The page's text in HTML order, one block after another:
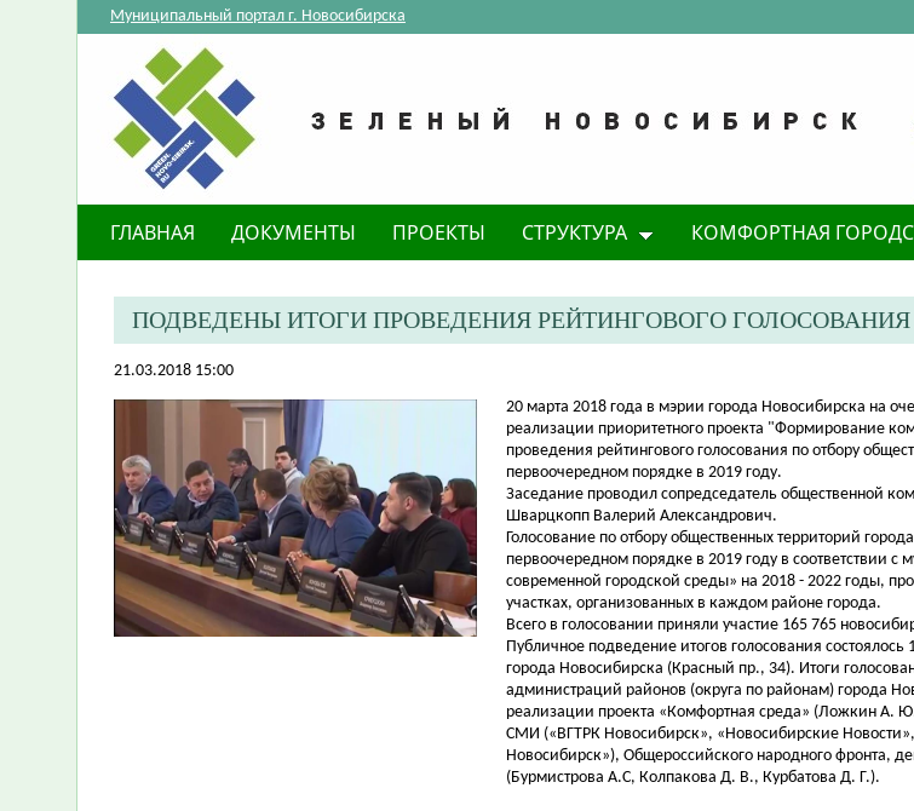
Муниципальный портал г. Новосибирска
ГЛАВНАЯ ДОКУМЕНТЫ ПРОЕКТЫ СТРУКТУРА КОМФОРТНАЯ
ПОДВЕДЕНЫ ИТОГИ ПРОВЕДЕНИЯ РЕЙТИНГОВОГО
21.03.2018 15:00
​20 марта 2018 года в мэрии города Новосибирска на
реализации приоритетного проекта "Формирование
проведения рейтингового голосования по отбору
первоочередном порядке в 2019 году.
Заседание проводил сопредседатель общественной
Шварцкопп Валерий Александрович.
Голосование по отбору общественных территорий
первоочередном порядке в 2019 году в соответствии
современной городской среды» на 2018 - 2022 годы,
участках, организованных в каждом районе города.
Всего в голосовании приняли участие 165 765
Публичное подведение итогов голосования
города Новосибирска (Красный пр., 34). Итоги
администраций районов (округа по районам) города
реализации проекта «Комфортная среда» (Ложкин А.
СМИ («ВГТРК Новосибирск», «Новосибирские
Новосибирск»), Общероссийского народного фронта,
(Бурмистрова А.С, Колпакова Д. В., Курбатова Д. Г.).